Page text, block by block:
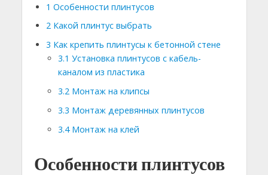
1 Особенности плинтусов
2Какой плинтус выбрать
3 Как крепить плинтусы к бетонной стене
3.1 Установка плинтусов с кабель-
каналом из пластика
3.2Монтаж на клипсы
3.3 Монтаж деревянных плинтусов
3.4Монтаж на клей
Особенности плинтусов